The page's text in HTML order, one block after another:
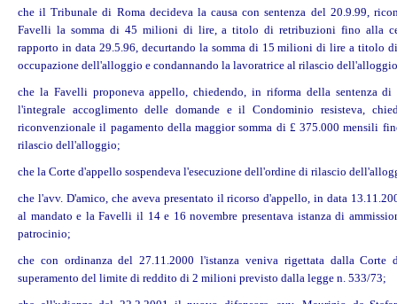
che il Tribunale di Roma decideva la causa con sentenza del 20.9.99,
Favelli la somma di 45 milioni di lire, a titolo di retribuzioni fino alla
rapporto in data 29.5.96, decurtando la somma di 15 milioni di lire a titolo
occupazione dell'alloggio e condannando la lavoratrice al rilascio
che la Favelli proponeva appello, chiedendo, in riforma della sentenza di
l'integrale accoglimento delle domande e il Condominio resisteva,
riconvenzionale il pagamento della maggior somma di £ 375.000 mensili
rilascio dell'alloggio;
che la Corte d'appello sospendeva l'esecuzione dell'ordine di rilascio
che l'avv. D'amico, che aveva presentato il ricorso d'appello, in data
al mandato e la Favelli il 14 e 16 novembre presentava istanza di
patrocinio;
che con ordinanza del 27.11.2000 l'istanza veniva rigettata dalla Corte
superamento del limite di reddito di 2 milioni previsto dalla legge n. 533/73;